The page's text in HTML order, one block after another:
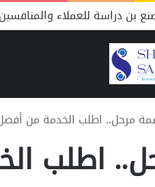
بن دراسة للعملاء والمنافسين
مرحل.. اطلب الخدمة من
اطلب